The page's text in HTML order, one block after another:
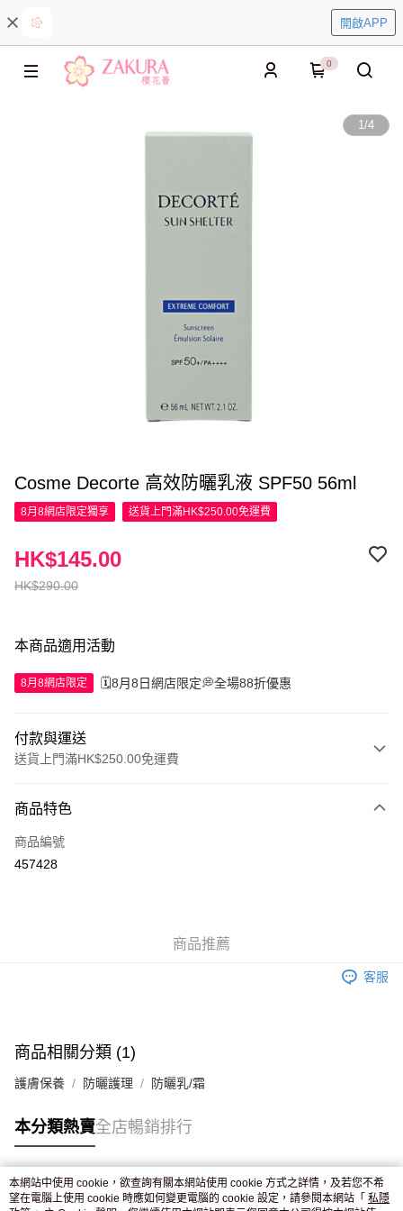
開啟APP
0
1/4
Cosme Decorte 高效防曬乳液 SPF50 56ml
8月8網店限定獨享 送貨上門滿HK$250.00免運費
HK$290.00
HK$145.00
本商品適用活動
8月8網店限定 🗓️8月8日網店限定💭全場88折優惠
付款與運送
送貨上門滿HK$250.00免運費
信用卡
Apple Pay
商品特色
商品編號
457428
商品推薦
客服
商品相關分類 (1)
護膚保養 防曬護理 防曬乳/霜
本分類熱賣全店暢銷排行
熱門標籤
本網站中使用 cookie，欲查詢有關本網站使用 cookie 方式之詳情，及若您不希
望在電腦上使用 cookie 時應如何變更電腦的 cookie 設定，請參閱本網站「 私隱